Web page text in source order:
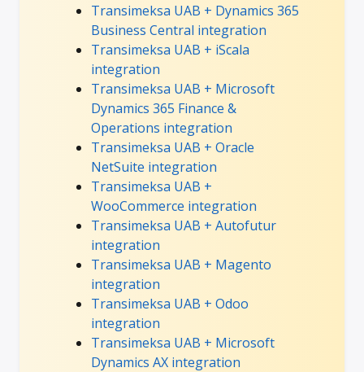
Transimeksa UAB + Dynamics 365
Business Central integration
Transimeksa UAB + iScala
integration
Transimeksa UAB + Microsoft
Dynamics 365 Finance &
Operations integration
Transimeksa UAB + Oracle
NetSuite integration
Transimeksa UAB +
WooCommerce integration
Transimeksa UAB + Autofutur
integration
Transimeksa UAB + Magento
integration
Transimeksa UAB + Odoo
integration
Transimeksa UAB + Microsoft
Dynamics AX integration